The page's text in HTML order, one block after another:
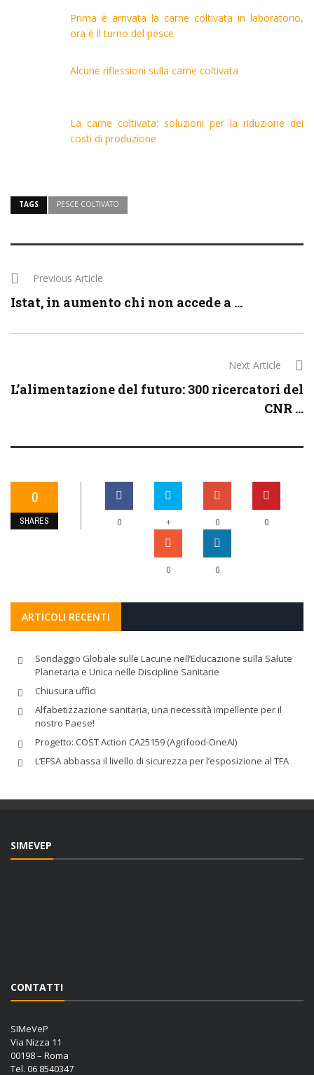
Prima è arrivata la carne coltivata in laboratorio,
ora è il turno del pesce
Alcune riflessioni sulla carne coltivata
La carne coltivata: soluzioni per la riduzione dei
costi di produzione
TAGS PESCE COLTIVATO
Previous Article
Istat, in aumento chi non accede a ...
Next Article
L’alimentazione del futuro: 300 ricercatori del
CNR ...
0
SHARES 0 + 0 0
0 0
ARTICOLI RECENTI
Sondaggio Globale sulle Lacune nell’Educazione sulla Salute
Planetaria e Unica nelle Discipline Sanitarie
Chiusura uffici
Alfabetizzazione sanitaria, una necessità impellente per il
nostro Paese!
Progetto: COST Action CA25159 (Agrifood-OneAI)
L’EFSA abbassa il livello di sicurezza per l’esposizione al TFA
SIMEVEP
CONTATTI
SIMeVeP
Via Nizza 11
00198 – Roma
Tel. 06 8540347